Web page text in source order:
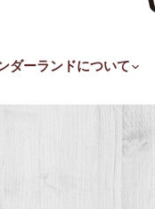
ダーランドについて